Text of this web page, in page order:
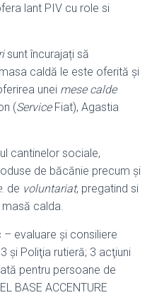
lant PIV cu role si
sunt încurajați să
caldă le este oferită și
unei mese calde
(ServiceFiat), Agastia
cantinelor sociale,
de băcănie precum şi
. de voluntariat, pregatind si
calda.
evaluare şi consiliere
şi Poliţia rutieră; 3 acţiuni
pentru persoane de
BASE ACCENTURE